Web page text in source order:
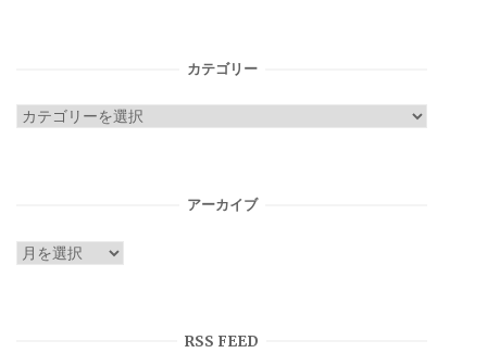
カテゴリー
カ
アーカイブ
ア
RSS FEED